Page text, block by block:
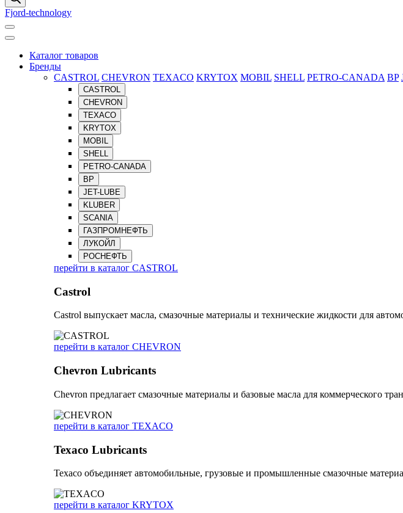
Fjord-technology
Каталог товаров
Бренды
CASTROL CHEVRON TEXACO KRYTOX MOBIL SHELL PETRO-CANADA BP
CASTROL
CHEVRON
TEXACO
KRYTOX
MOBIL
SHELL
PETRO-CANADA
BP
JET-LUBE
KLUBER
SCANIA
ГАЗПРОМНЕФТЬ
ЛУКОЙЛ
РОСНЕФТЬ
перейти в каталог CASTROL
Castrol
Castrol выпускает масла, смазочные материалы и технические жидкости для
перейти в каталог CHEVRON
Chevron Lubricants
Chevron предлагает смазочные материалы и базовые масла для коммерческого
перейти в каталог TEXACO
Texaco Lubricants
Texaco объединяет автомобильные, грузовые и промышленные смазочные
перейти в каталог KRYTOX